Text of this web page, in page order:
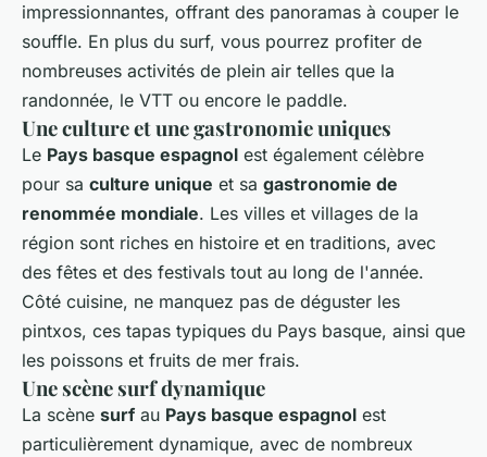
impressionnantes, offrant des panoramas à couper le
souffle. En plus du surf, vous pourrez profiter de
nombreuses activités de plein air telles que la
randonnée, le VTT ou encore le paddle.
Une culture et une gastronomie uniques
Le Pays basque espagnol est également célèbre
pour sa culture unique et sa gastronomie de
renommée mondiale. Les villes et villages de la
région sont riches en histoire et en traditions, avec
des fêtes et des festivals tout au long de l'année.
Côté cuisine, ne manquez pas de déguster les
pintxos, ces tapas typiques du Pays basque, ainsi que
les poissons et fruits de mer frais.
Une scène surf dynamique
La scène surf au Pays basque espagnol est
particulièrement dynamique, avec de nombreux